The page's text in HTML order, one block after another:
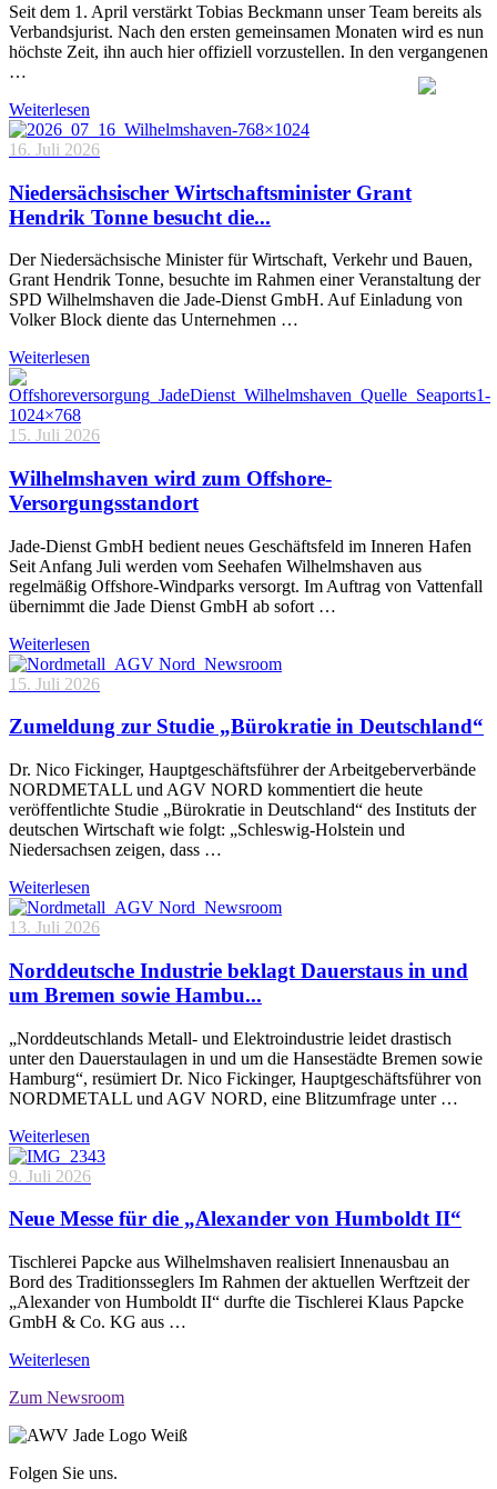
Seit dem 1. April verstärkt Tobias Beckmann unser Team bereits als
Verbandsjurist. Nach den ersten gemeinsamen Monaten wird es nun
höchste Zeit, ihn auch hier offiziell vorzustellen. In den vergangenen
…
Weiterlesen
16. Juli 2026
Niedersächsischer Wirtschaftsminister Grant
Hendrik Tonne besucht die...
Der Niedersächsische Minister für Wirtschaft, Verkehr und Bauen,
Grant Hendrik Tonne, besuchte im Rahmen einer Veranstaltung der
SPD Wilhelmshaven die Jade-Dienst GmbH. Auf Einladung von
Volker Block diente das Unternehmen …
Weiterlesen
15. Juli 2026
Wilhelmshaven wird zum Offshore-
Versorgungsstandort
Jade-Dienst GmbH bedient neues Geschäftsfeld im Inneren Hafen
Seit Anfang Juli werden vom Seehafen Wilhelmshaven aus
regelmäßig Offshore-Windparks versorgt. Im Auftrag von Vattenfall
übernimmt die Jade Dienst GmbH ab sofort …
Weiterlesen
15. Juli 2026
Zumeldung zur Studie „Bürokratie in Deutschland“
Dr. Nico Fickinger, Hauptgeschäftsführer der Arbeitgeberverbände
NORDMETALL und AGV NORD kommentiert die heute
veröffentlichte Studie „Bürokratie in Deutschland“ des Instituts der
deutschen Wirtschaft wie folgt: „Schleswig-Holstein und
Niedersachsen zeigen, dass …
Weiterlesen
13. Juli 2026
Norddeutsche Industrie beklagt Dauerstaus in und
um Bremen sowie Hambu...
„Norddeutschlands Metall- und Elektroindustrie leidet drastisch
unter den Dauerstaulagen in und um die Hansestädte Bremen sowie
Hamburg“, resümiert Dr. Nico Fickinger, Hauptgeschäftsführer von
NORDMETALL und AGV NORD, eine Blitzumfrage unter …
Weiterlesen
9. Juli 2026
Neue Messe für die „Alexander von Humboldt II“
Tischlerei Papcke aus Wilhelmshaven realisiert Innenausbau an
Bord des Traditionsseglers Im Rahmen der aktuellen Werftzeit der
„Alexander von Humboldt II“ durfte die Tischlerei Klaus Papcke
GmbH & Co. KG aus …
Weiterlesen
Zum Newsroom
Folgen Sie uns.